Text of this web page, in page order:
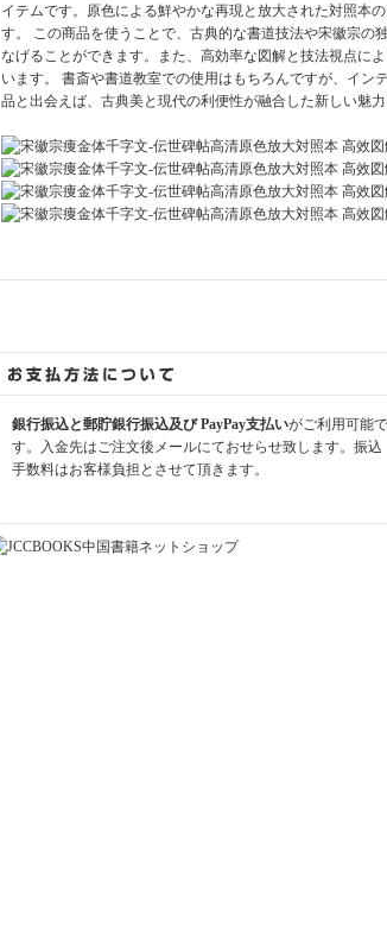
イテムです。原色による鮮やかな再現と放大された対照本
す。 この商品を使うことで、古典的な書道技法や宋徽宗の
なげることができます。また、高効率な図解と技法視点に
います。 書斎や書道教室での使用はもちろんですが、イ
品と出会えば、古典美と現代の利便性が融合した新しい魅力
銀行振込と郵貯銀行振込及び PayPay支払いがご利用可能で
す。入金先はご注文後メールにておせらせ致します。振込
手数料はお客様負担とさせて頂きます。